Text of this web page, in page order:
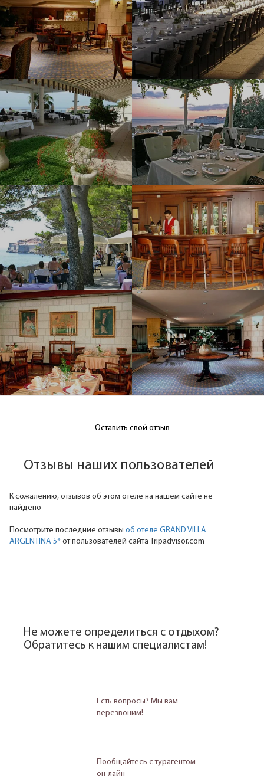
Оставить свой отзыв
Отзывы наших пользователей
К сожалению, отзывов об этом отеле на нашем сайте не
найдено
Посмотрите последние отзывы об отеле GRAND VILLA
ARGENTINA 5* от пользователей сайта Tripadvisor.com
Не можете определиться с отдыхом?
Обратитесь к нашим специалистам!
Есть вопросы? Мы вам
перезвоним!
Пообщайтесь с турагентом
он-лайн